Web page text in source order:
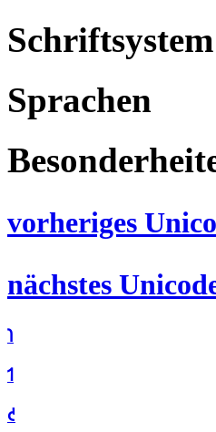
Schriftsystem
Sprachen
vorheriges
nächstes
𐑐
𐑑
𐑒